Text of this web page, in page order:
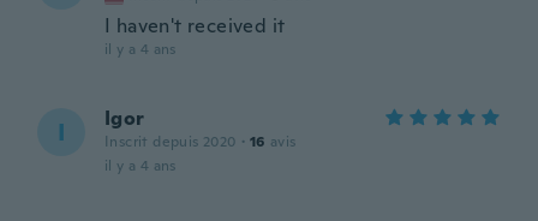
I haven't received it
il y a 4 ans
I Igor
Inscrit depuis 2020 · 16 avis
il y a 4 ans